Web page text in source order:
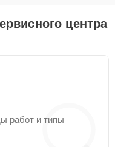
центра
работ и типы